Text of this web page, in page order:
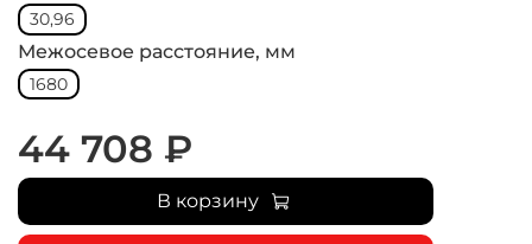
30,96
Межосевое расстояние, мм
1680
44 708 ₽
В корзину